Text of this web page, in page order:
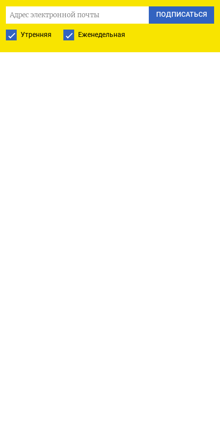
ПОДПИСАТЬСЯ
Утренняя Еженедельная